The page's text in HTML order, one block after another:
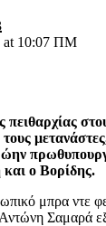
at 10:07 ΠΜ
πειθαρχίας
ο Βορίδης.
μπρα ντε
Σαμαρά